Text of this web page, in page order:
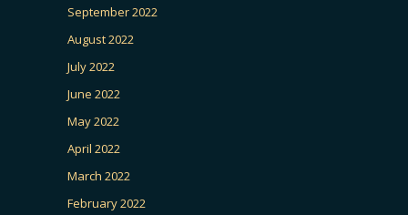
September 2022
August 2022
July 2022
June 2022
May 2022
April 2022
March 2022
February 2022